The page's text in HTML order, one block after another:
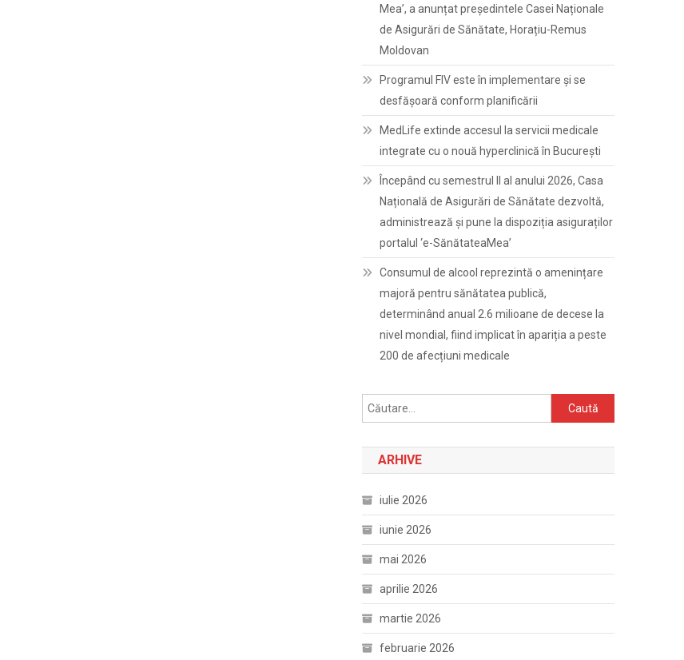
Mea’, a anunțat președintele Casei Naționale
de Asigurări de Sănătate, Horațiu-Remus
Moldovan
Programul FIV este în implementare și se
desfășoară conform planificării
MedLife extinde accesul la servicii medicale
integrate cu o nouă hyperclinică în București
Începând cu semestrul II al anului 2026, Casa
Națională de Asigurări de Sănătate dezvoltă,
administrează și pune la dispoziția asiguraților
portalul ‘e-SănătateaMea’
Consumul de alcool reprezintă o amenințare
majoră pentru sănătatea publică,
determinând anual 2.6 milioane de decese la
nivel mondial, fiind implicat în apariția a peste
200 de afecțiuni medicale
Caută
după:
ARHIVE
iulie 2026
iunie 2026
mai 2026
aprilie 2026
martie 2026
februarie 2026